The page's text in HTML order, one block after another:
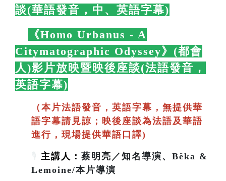
談(華語發音，中、英語字幕)
《Homo Urbanus - A
Citymatographic Odyssey》(都會
人)影片放映暨映後座談(法語發音，
英語字幕)
（本片法語發音，英語字幕，無提供華
語字幕請見諒；映後座談為法語及華語
進行，現場提供華語口譯)
主講人： 蔡明亮／知名導演、Bêka &
Lemoine/本片導演